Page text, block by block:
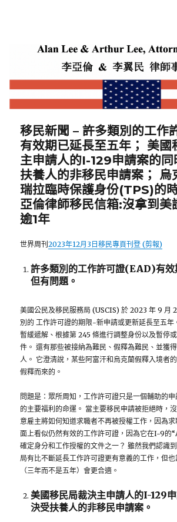
移民新聞 – 許多類別的工作
有效期已延長至五年； 美國
主申請人的I-129申請案的
扶養人的非移民申請案； 烏
瑞拉臨時保護身份(TPS)的
亞倫律師移民信箱:沒拿到美
逾1年
世界周刊2023年12月3日移民專頁刊登 (剪報)
許多類別的工作許可證(EAD)有
但有問題。
美國公民及移民服務局 (USCIS) 於 2023 年 9 月
別的 工作許可證的期限-新申請或更新延長至五年
暫緩遞解、根據第 245 條進行調整身份以及暫停
件。 還有那些被接納為難民、假釋為難民、並獲
人。 它澄清說，某些阿富汗和烏克蘭假釋入境者
假釋而來的。
問題是：眾所周知，工作許可證只是一個輔助的
的主要福利的命運。 當主要移民申請被拒絕時，
意雇主將如何知道求職者不再被授權工作，因為
面上看似仍然有效的工作許可證，因為它在I-9的
確定身分和工作授權的文件之一？ 雖然我們認識
局有比不斷延長工作許可證更有意義的工作，但
（三年而不是五年）會更合適。
美國移民局裁決主申請人的I-129
決受扶養人的非移民申請案。